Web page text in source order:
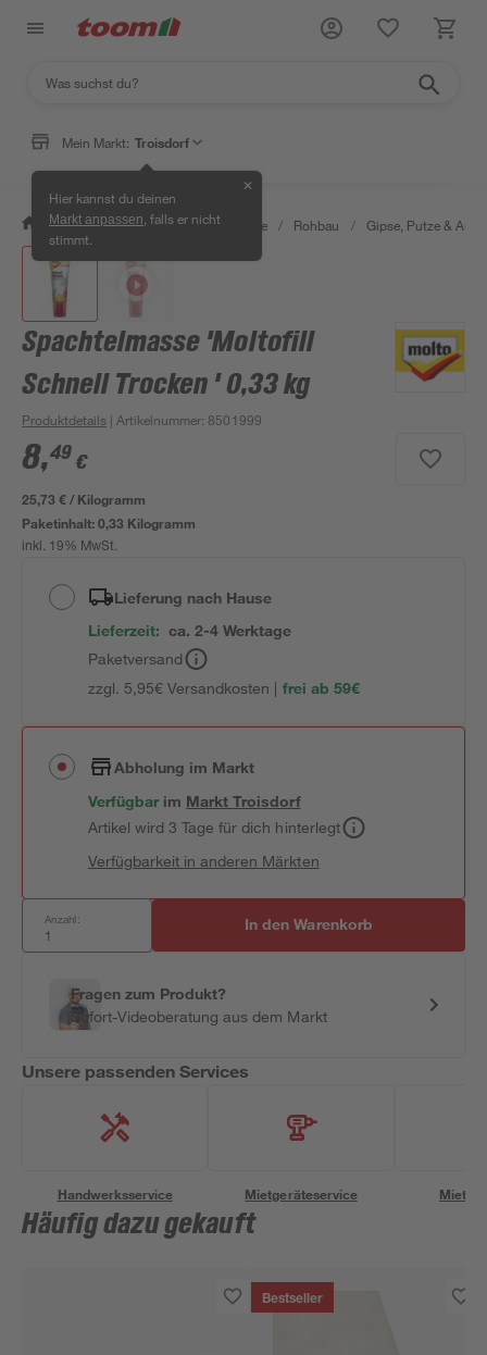
Mein Markt: Troisdorf
Hier kannst du deinen
Markt anpassen , falls er nicht
stimmt.
✕
/ Bauen & Renovieren / Baustoffe / Rohbau / Gipse, Putze &
Spachtelmasse 'Moltofill
Schnell Trocken ' 0,33 kg
Produktdetails | Artikelnummer: 8501999
8,49 €
25,73 € / Kilogramm
Paketinhalt:0,33 Kilogramm
inkl. 19% MwSt.
Lieferung nach Hause
Lieferzeit: ca. 2-4 Werktage
Paketversand
zzgl. 5,95€ Versandkosten | frei ab 59€
Abholung im Markt
Verfügbar im MarktTroisdorf
Artikel wird 3 Tage für dich hinterlegt
Verfügbarkeit in anderen Märkten
Anzahl: In den Warenkorb
Fragen zum Produkt?
Sofort-Videoberatung aus dem Markt
Unsere passenden Services
Handwerksservice Mietgeräteservice
Häufig dazu gekauft
Bestseller